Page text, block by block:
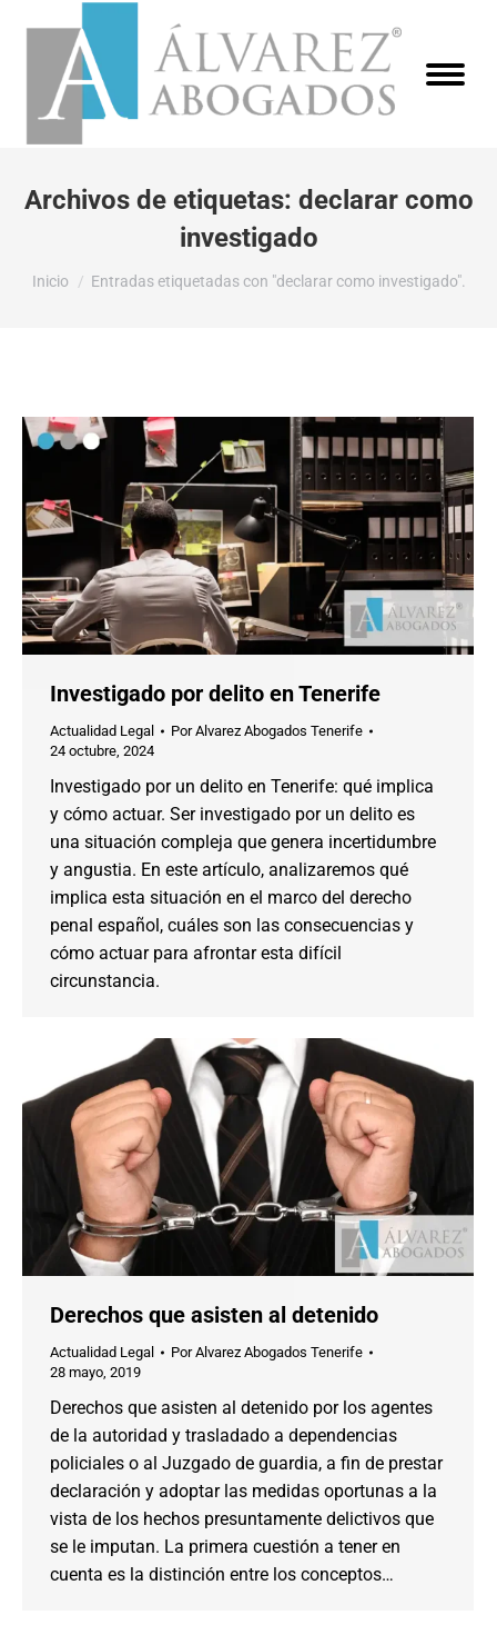
Archivos de etiquetas: declarar como
investigado
Estás aquí:
Inicio Entradas etiquetadas con "declarar como investigado".
Investigado por delito en Tenerife
Actualidad Legal PorAlvarez Abogados Tenerife
24 octubre, 2024
Investigado por un delito en Tenerife: qué implica
y cómo actuar. Ser investigado por un delito es
una situación compleja que genera incertidumbre
y angustia. En este artículo, analizaremos qué
implica esta situación en el marco del derecho
penal español, cuáles son las consecuencias y
cómo actuar para afrontar esta difícil
circunstancia.
Derechos que asisten al detenido
Actualidad Legal PorAlvarez Abogados Tenerife
28 mayo, 2019
Derechos que asisten al detenido por los agentes
de la autoridad y trasladado a dependencias
policiales o al Juzgado de guardia, a fin de prestar
declaración y adoptar las medidas oportunas a la
vista de los hechos presuntamente delictivos que
se le imputan. La primera cuestión a tener en
cuenta es la distinción entre los conceptos…